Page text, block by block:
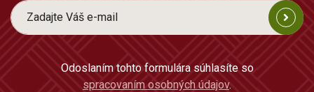
Odoslaním tohto formulára súhlasíte so
spracovaním osobných údajov.